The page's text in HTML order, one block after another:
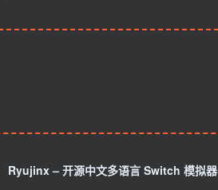
Ryujinx – 开源中文多语言 Switch 模拟器